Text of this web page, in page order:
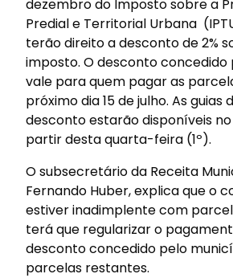
dezembro do Imposto sobre a
Predial e Territorial Urbana
terão direito a desconto de 2%
imposto. O desconto concedido
vale para quem pagar as
próximo dia 15 de julho. As guias
desconto estarão disponíveis no
partir desta quarta-feira (1º).
O subsecretário da Receita
Fernando Huber, explica que o
estiver inadimplente com
terá que regularizar o
desconto concedido pelo
parcelas restantes.